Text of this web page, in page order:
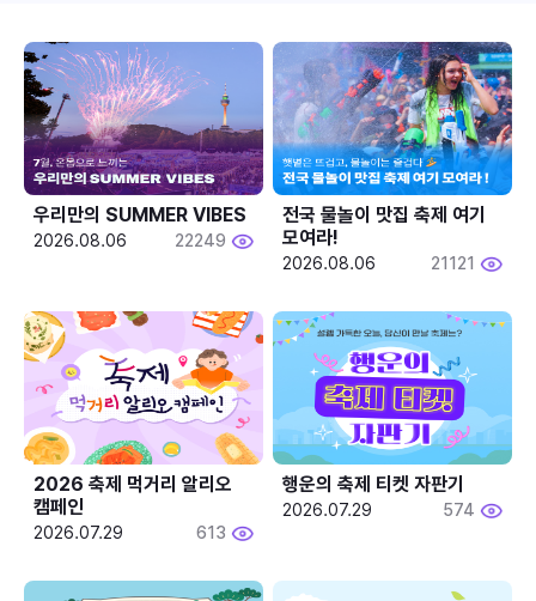
우리만의 SUMMER VIBES
2026.08.06 22249
전국 물놀이 맛집 축제 여기
모여라!
2026.08.06 21121
2026 축제 먹거리 알리오
캠페인
2026.07.29 613
행운의 축제 티켓 자판기
2026.07.29 574